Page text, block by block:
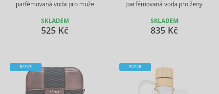
parfémovaná voda pro muže
SKLADEM
525 Kč
parfémovaná voda pro ženy
SKLADEM
835 Kč
BAZAR BAZAR